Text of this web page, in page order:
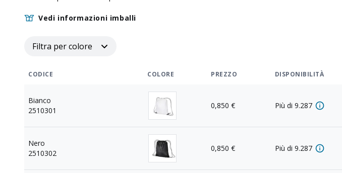
Vedi informazioni imballi
Filtra per colore
CODICE COLORE PREZZO DISPONIBILITÀ
Bianco
2510301
0,850 € Più di 9.287
Nero
2510302
0,850 € Più di 9.287